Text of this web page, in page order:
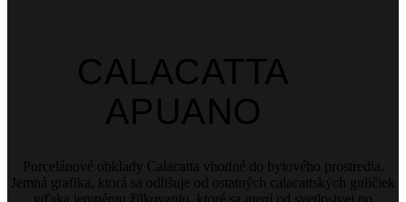
CALACATTA
APUANO
Porcelánové obklady Calacatta vhodné do bytového prostredia.
Jemná grafika, ktorá sa odlišuje od ostatných calacattských guličiek
vďaka jemnému žilkovaniu, ktoré sa mení od svetlosivej po